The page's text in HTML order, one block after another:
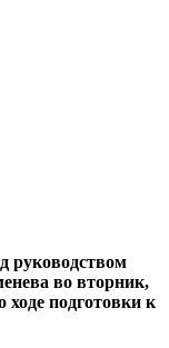
руководством
во вторник,
подготовки к